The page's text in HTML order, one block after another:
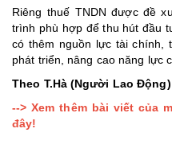
Riêng thuế TNDN được đề
trình phù hợp để thu hút đầu
có thêm nguồn lực tài chính,
phát triển, nâng cao năng lực
Theo T.Hà (Người Lao Động)
--> Xem thêm bài viết của
đây!